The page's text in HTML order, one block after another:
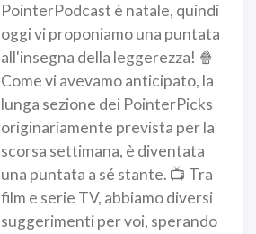
PointerPodcast è natale, quindi
oggi vi proponiamo una puntata
all'insegna della leggerezza! 🍿
Come vi avevamo anticipato, la
lunga sezione dei PointerPicks
originariamente prevista per la
scorsa settimana, è diventata
una puntata a sé stante. 📺 Tra
film e serie TV, abbiamo diversi
suggerimenti per voi, sperando